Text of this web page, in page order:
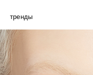
тренды